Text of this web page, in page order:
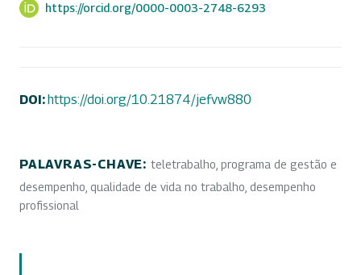
https://orcid.org/0000-0003-2748-6293
DOI:https://doi.org/10.21874/jefvw880
PALAVRAS-CHAVE: teletrabalho, programa de gestão e
desempenho, qualidade de vida no trabalho, desempenho
profissional